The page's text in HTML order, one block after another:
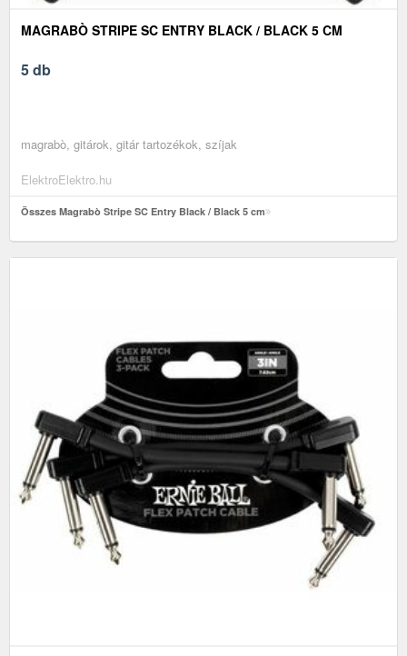
MAGRABÒ STRIPE SC ENTRY BLACK / BLACK 5 CM
5 db
magrabò, gitárok, gitár tartozékok, szíjak
ElektroElektro.hu
Összes Magrabò Stripe SC Entry Black / Black 5 cm